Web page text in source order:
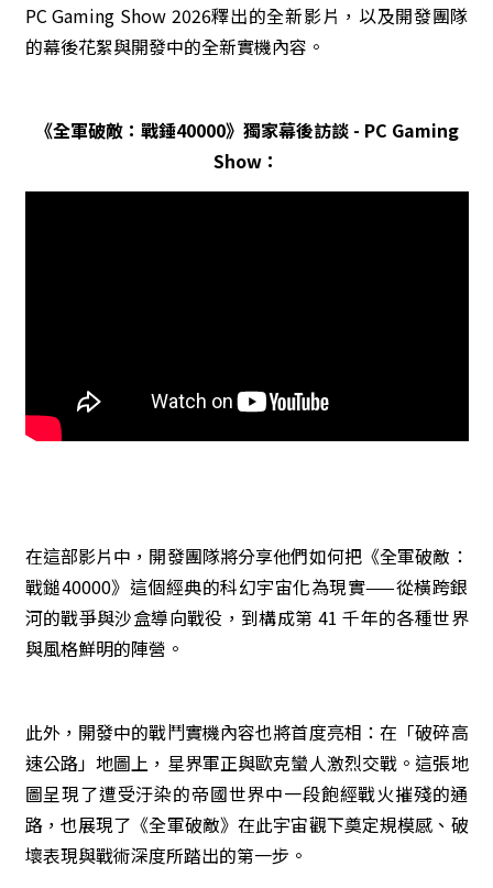
PC Gaming Show 2026釋出的全新影片，以及開發團隊
的幕後花絮與開發中的全新實機內容。
《全軍破敵：戰錘40000》獨家幕後訪談 - PC Gaming
Show：
在這部影片中，開發團隊將分享他們如何把《全軍破敵：
戰鎚40000》這個經典的科幻宇宙化為現實——從橫跨銀
河的戰爭與沙盒導向戰役，到構成第 41 千年的各種世界
與風格鮮明的陣營。
此外，開發中的戰鬥實機內容也將首度亮相：在「破碎高
速公路」地圖上，星界軍正與歐克蠻人激烈交戰。這張地
圖呈現了遭受汙染的帝國世界中一段飽經戰火摧殘的通
路，也展現了《全軍破敵》在此宇宙觀下奠定規模感、破
壞表現與戰術深度所踏出的第一步。